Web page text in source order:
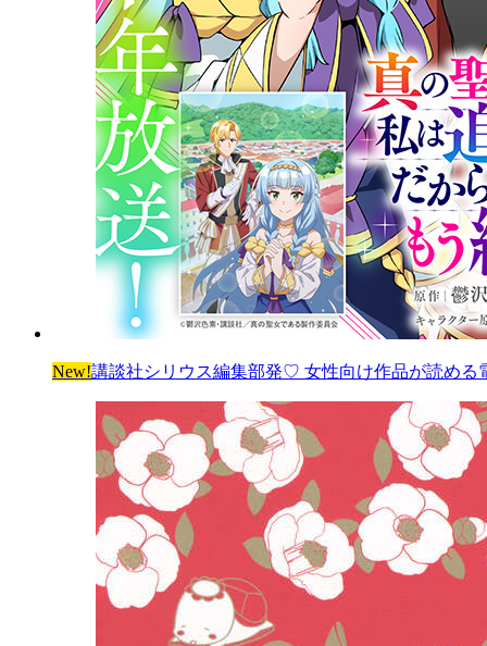
New!講談社シリウス編集部発♡ 女性向け作品が読める